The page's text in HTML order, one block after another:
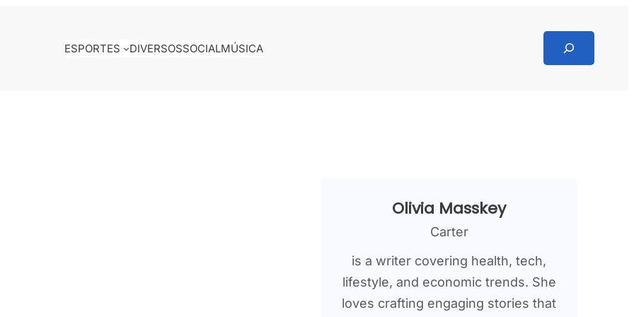
ESPORTES DIVERSOSSOCIALMÚSICA
Search
Olivia Masskey
Carter
is a writer covering health, tech,
lifestyle, and economic trends. She
loves crafting engaging stories that